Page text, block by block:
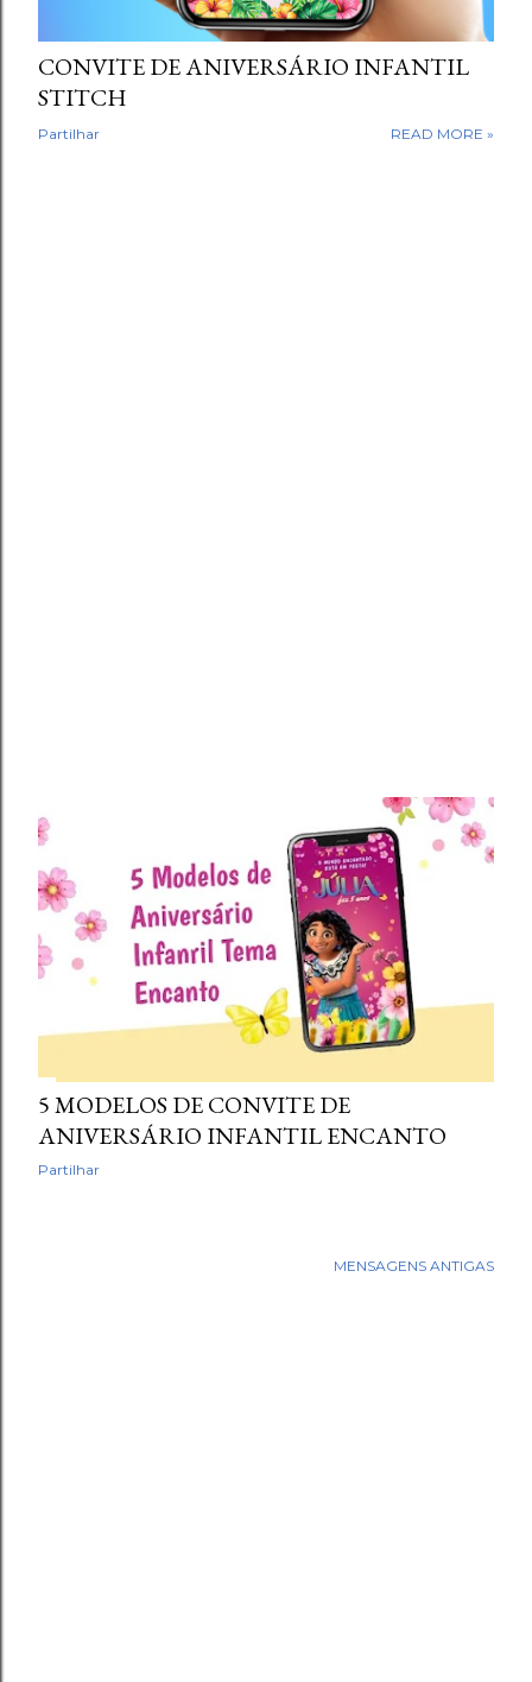
CONVITE DE ANIVERSÁRIO INFANTIL
STITCH
Partilhar READ MORE »
5 MODELOS DE CONVITE DE
ANIVERSÁRIO INFANTIL ENCANTO
Partilhar
MENSAGENS ANTIGAS